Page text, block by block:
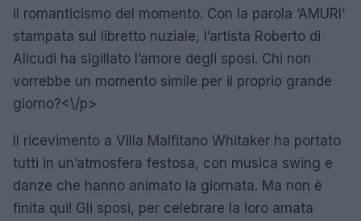
il romanticismo del momento. Con la parola ‘AMURI’
stampata sul libretto nuziale, l’artista Roberto di
Alicudi ha sigillato l’amore degli sposi. Chi non
vorrebbe un momento simile per il proprio grande
giorno?<\/p>
Il ricevimento a Villa Malfitano Whitaker ha portato
tutti in un’atmosfera festosa, con musica swing e
danze che hanno animato la giornata. Ma non è
finita qui! Gli sposi, per celebrare la loro amata